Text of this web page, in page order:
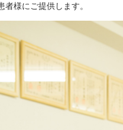
者様にご提供します。